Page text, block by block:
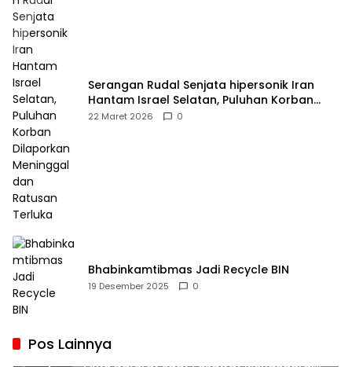
Serangan Rudal Senjata hipersonik Iran
Hantam Israel Selatan, Puluhan Korban
Dilaporkan Meninggal dan Ratusan Terluka
22 Maret 2026 0
Bhabinkamtibmas Jadi Recycle BIN
19 Desember 2025 0
Pos LainnyaPenumpang Batik Air Diduga Coba Buka